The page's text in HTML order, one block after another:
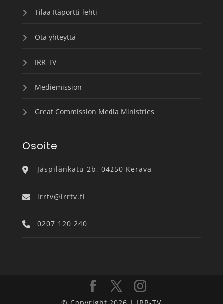
Tilaa Itäportti-lehti
Ota yhteyttä
IRR-TV
Mediemission
Great Commission Media Ministries
Osoite
Jäspilänkatu 2b, 04250 Kerava
irrtv@irrtv.fi
0207 120 240